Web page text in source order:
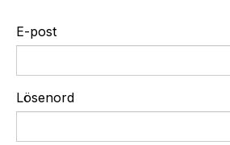
E-post
Lösenord